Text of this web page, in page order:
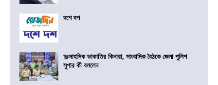
দশে দশ
দুঃসাহসিক ডাকাতির কিনারা, সাংবাদিক বৈঠকে জেলা পুলিশ
সুপার কী বললেন